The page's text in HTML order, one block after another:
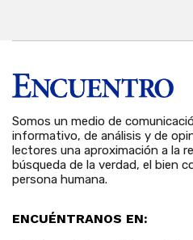
Somos un medio de
informativo, de análisis y de
lectores una aproximación a la
búsqueda de la verdad, el bien
persona humana.
ENCUÉNTRANOS EN: